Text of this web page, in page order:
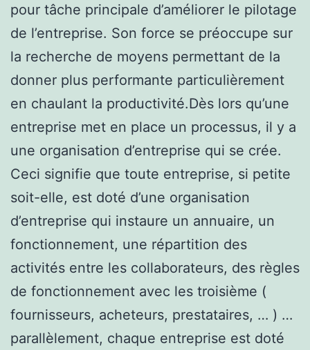
pour tâche principale d’améliorer le pilotage
de l’entreprise. Son force se préoccupe sur
la recherche de moyens permettant de la
donner plus performante particulièrement
en chaulant la productivité.Dès lors qu’une
entreprise met en place un processus, il y a
une organisation d’entreprise qui se crée.
Ceci signifie que toute entreprise, si petite
soit-elle, est doté d’une organisation
d’entreprise qui instaure un annuaire, un
fonctionnement, une répartition des
activités entre les collaborateurs, des règles
de fonctionnement avec les troisième (
fournisseurs, acheteurs, prestataires, … ) …
parallèlement, chaque entreprise est doté